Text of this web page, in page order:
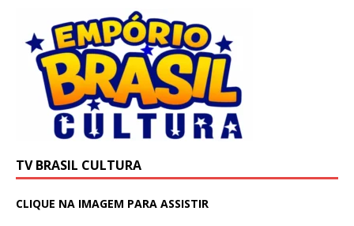
TV BRASIL CULTURA
CLIQUE NA IMAGEM PARA ASSISTIR